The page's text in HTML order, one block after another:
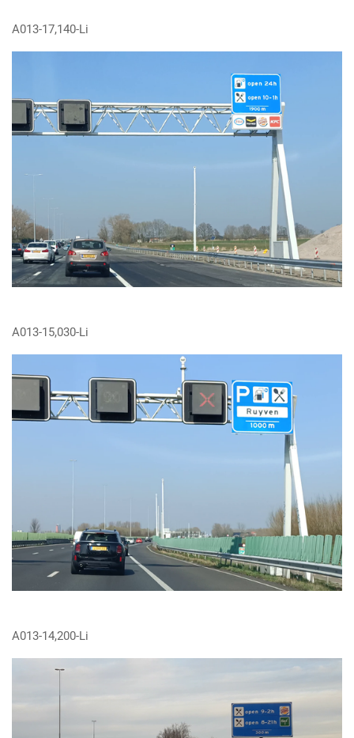
A013-17,140-Li
A013-15,030-Li
A013-14,200-Li